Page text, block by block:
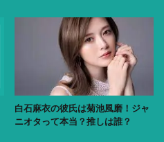
白石麻衣の彼氏は菊池風磨！ジャ
ニオタって本当？推しは誰？